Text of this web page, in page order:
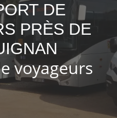
DE
PRÈS DE
voyageurs